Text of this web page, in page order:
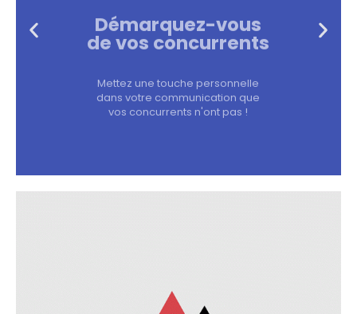
Mettez une touche personnelle
dans votre communication que